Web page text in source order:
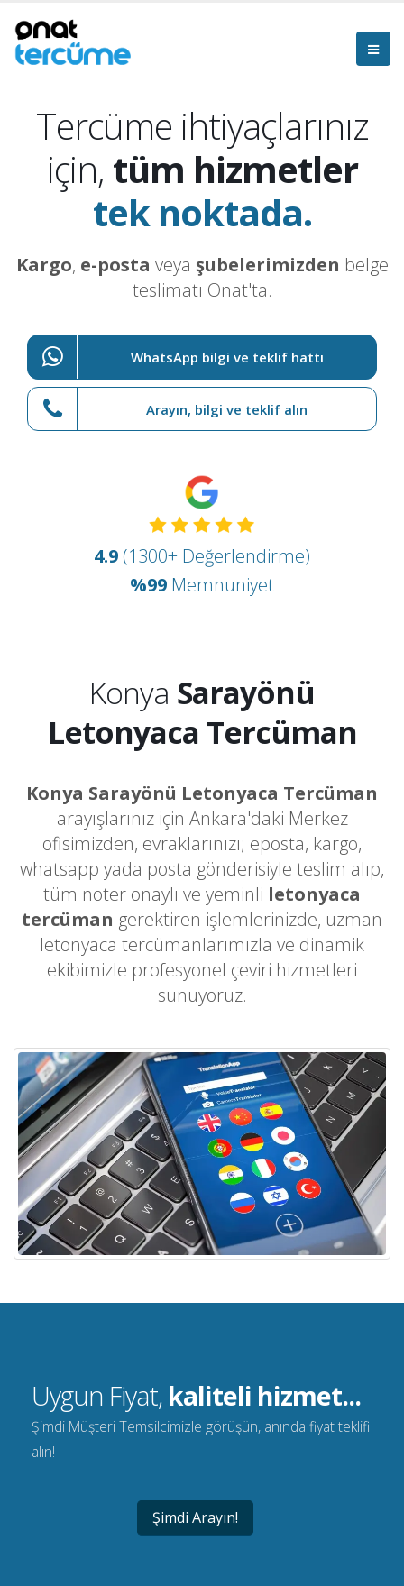
Tercüme ihtiyaçlarınız
için, tüm hizmetler
tek noktada.
Kargo, e-posta veya şubelerimizden belge
teslimatı Onat'ta.
WhatsApp bilgi ve teklif hattı
Arayın, bilgi ve teklif alın
4.9 (1300+ Değerlendirme)
%99 Memnuniyet
Konya Sarayönü
Letonyaca Tercüman
Konya Sarayönü Letonyaca Tercüman
arayışlarınız için Ankara'daki Merkez
ofisimizden, evraklarınızı; eposta, kargo,
whatsapp yada posta gönderisiyle teslim alıp,
tüm noter onaylı ve yeminli letonyaca
tercüman gerektiren işlemlerinizde, uzman
letonyaca tercümanlarımızla ve dinamik
ekibimizle profesyonel çeviri hizmetleri
sunuyoruz.
Uygun Fiyat, kaliteli hizmet...
Şimdi Müşteri Temsilcimizle görüşün, anında fiyat teklifi
alın!
Şimdi Arayın!